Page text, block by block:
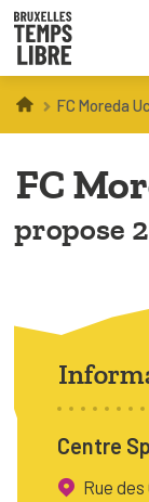
Infos
Droit
VOUS
À
FAQ
FC Moreda
FC
propose
Centre
Rue